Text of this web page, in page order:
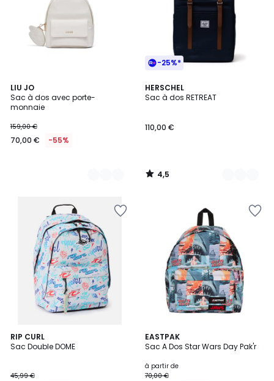
LIU JO
Sac à dos avec porte-
monnaie
159,00 €
70,00 € -55%
3
Couleurs
-25%*
HERSCHEL
Sac à dos RETREAT
110,00 €
4,5
/ 5
3
Couleurs
4,5
/
RIP CURL
Sac Double DOME
45,99 €
2
Couleurs
EASTPAK
Sac A Dos Star Wars Day Pak'r
à partir de
70,00 €
2
Couleurs